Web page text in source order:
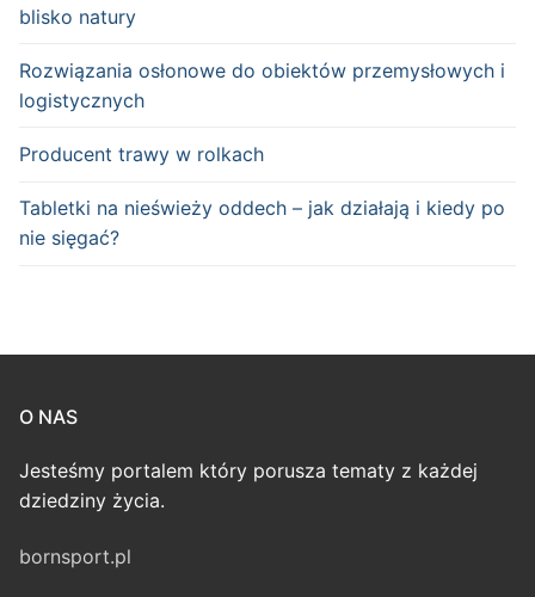
blisko natury
Rozwiązania osłonowe do obiektów przemysłowych i
logistycznych
Producent trawy w rolkach
Tabletki na nieświeży oddech – jak działają i kiedy po
nie sięgać?
O NAS
Jesteśmy portalem który porusza tematy z każdej
dziedziny życia.
bornsport.pl